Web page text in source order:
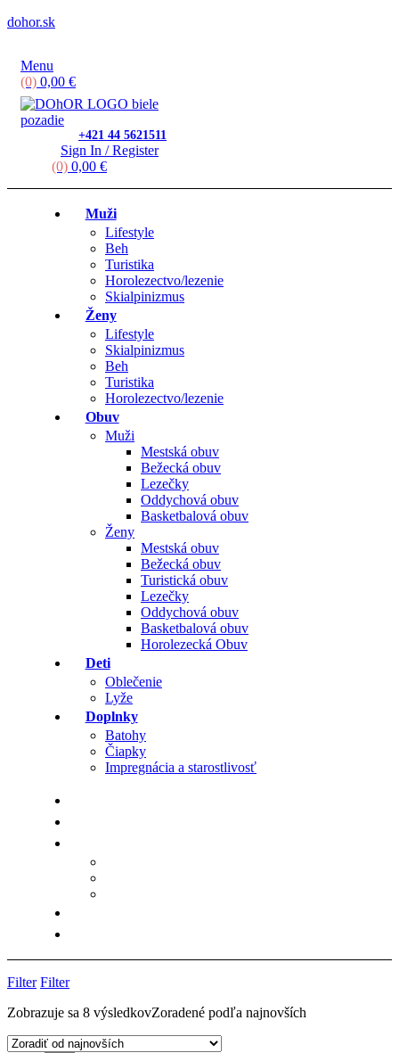
dohor.sk
Menu
(0) 0,00 €
+421 44 5621511
Sign In / Register
(0) 0,00 €
Muži
Lifestyle
Beh
Turistika
Horolezectvo/lezenie
Skialpinizmus
Ženy
Lifestyle
Skialpinizmus
Beh
Turistika
Horolezectvo/lezenie
Obuv
Muži
Mestská obuv
Bežecká obuv
Lezečky
Oddychová obuv
Basketbalová obuv
Ženy
Mestská obuv
Bežecká obuv
Turistická obuv
Lezečky
Oddychová obuv
Basketbalová obuv
Horolezecká Obuv
Deti
Oblečenie
Lyže
Doplnky
Batohy
Čiapky
Impregnácia a starostlivosť
Filter Filter
Zobrazuje sa 8 výsledkovZoradené podľa najnovších